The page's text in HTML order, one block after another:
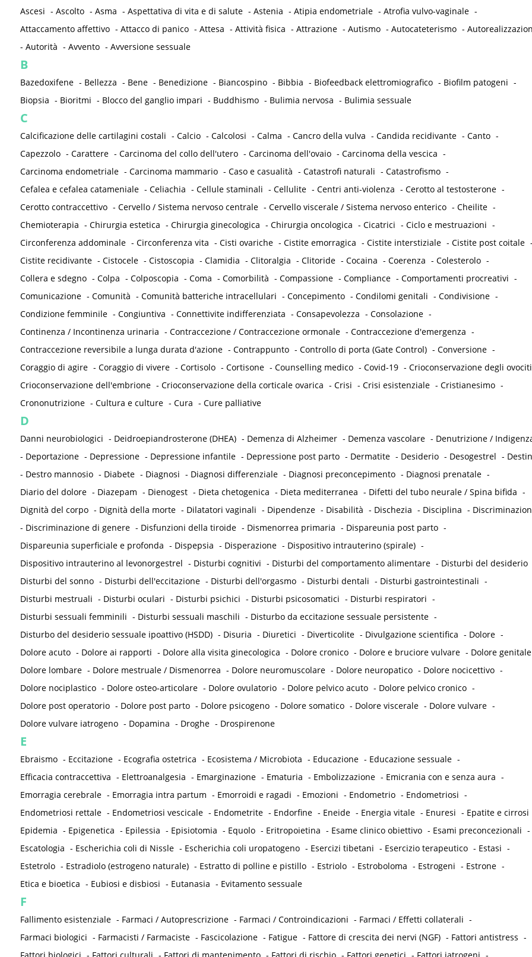
Ascesi - Ascolto - Asma - Aspettativa di vita e di salute - Astenia - Atipia endometriale - Atrofia vulvo-vaginale -
Attaccamento affettivo - Attacco di panico - Attesa - Attività fisica - Attrazione - Autismo - Autocateterismo -
- Autorità - Avvento - Avversione sessuale
B
Bazedoxifene - Bellezza - Bene - Benedizione - Biancospino - Bibbia - Biofeedback elettromiografico - Biofilm patogeni -
Biopsia - Bioritmi - Blocco del ganglio impari - Buddhismo - Bulimia nervosa - Bulimia sessuale
C
Calcificazione delle cartilagini costali - Calcio - Calcolosi - Calma - Cancro della vulva - Candida recidivante - Canto -
Capezzolo - Carattere - Carcinoma del collo dell'utero - Carcinoma dell'ovaio - Carcinoma della vescica -
Carcinoma endometriale - Carcinoma mammario - Caso e casualità - Catastrofi naturali - Catastrofismo -
Cefalea e cefalea catameniale - Celiachia - Cellule staminali - Cellulite - Centri anti-violenza - Cerotto al testosterone -
Cerotto contraccettivo - Cervello / Sistema nervoso centrale - Cervello viscerale / Sistema nervoso enterico - Cheilite -
Chemioterapia - Chirurgia estetica - Chirurgia ginecologica - Chirurgia oncologica - Cicatrici - Ciclo e mestruazioni -
Circonferenza addominale - Circonferenza vita - Cisti ovariche - Cistite emorragica - Cistite interstiziale - Cistite post coitale
Cistite recidivante - Cistocele - Cistoscopia - Clamidia - Clitoralgia - Clitoride - Cocaina - Coerenza - Colesterolo -
Collera e sdegno - Colpa - Colposcopia - Coma - Comorbilità - Compassione - Compliance - Comportamenti procreativi -
Comunicazione - Comunità - Comunità batteriche intracellulari - Concepimento - Condilomi genitali - Condivisione -
Condizione femminile - Congiuntiva - Connettivite indifferenziata - Consapevolezza - Consolazione -
Continenza / Incontinenza urinaria - Contraccezione / Contraccezione ormonale - Contraccezione d'emergenza -
Contraccezione reversibile a lunga durata d'azione - Contrappunto - Controllo di porta (Gate Control) - Conversione -
Coraggio di agire - Coraggio di vivere - Cortisolo - Cortisone - Counselling medico - Covid-19 - Crioconservazione degli ovociti
Crioconservazione dell'embrione - Crioconservazione della corticale ovarica - Crisi - Crisi esistenziale - Cristianesimo -
Crononutrizione - Cultura e culture - Cura - Cure palliative
D
Danni neurobiologici - Deidroepiandrosterone (DHEA) - Demenza di Alzheimer - Demenza vascolare - Denutrizione /
- Deportazione - Depressione - Depressione infantile - Depressione post parto - Dermatite - Desiderio - Desogestrel -
- Destro mannosio - Diabete - Diagnosi - Diagnosi differenziale - Diagnosi preconcepimento - Diagnosi prenatale -
Diario del dolore - Diazepam - Dienogest - Dieta chetogenica - Dieta mediterranea - Difetti del tubo neurale / Spina bifida -
Dignità del corpo - Dignità della morte - Dilatatori vaginali - Dipendenze - Disabilità - Dischezia - Disciplina -
- Discriminazione di genere - Disfunzioni della tiroide - Dismenorrea primaria - Dispareunia post parto -
Dispareunia superficiale e profonda - Dispepsia - Disperazione - Dispositivo intrauterino (spirale) -
Dispositivo intrauterino al levonorgestrel - Disturbi cognitivi - Disturbi del comportamento alimentare - Disturbi del desiderio
Disturbi del sonno - Disturbi dell'eccitazione - Disturbi dell'orgasmo - Disturbi dentali - Disturbi gastrointestinali -
Disturbi mestruali - Disturbi oculari - Disturbi psichici - Disturbi psicosomatici - Disturbi respiratori -
Disturbi sessuali femminili - Disturbi sessuali maschili - Disturbo da eccitazione sessuale persistente -
Disturbo del desiderio sessuale ipoattivo (HSDD) - Disuria - Diuretici - Diverticolite - Divulgazione scientifica - Dolore -
Dolore acuto - Dolore ai rapporti - Dolore alla visita ginecologica - Dolore cronico - Dolore e bruciore vulvare - Dolore genitale
Dolore lombare - Dolore mestruale / Dismenorrea - Dolore neuromuscolare - Dolore neuropatico - Dolore nocicettivo -
Dolore nociplastico - Dolore osteo-articolare - Dolore ovulatorio - Dolore pelvico acuto - Dolore pelvico cronico -
Dolore post operatorio - Dolore post parto - Dolore psicogeno - Dolore somatico - Dolore viscerale - Dolore vulvare -
Dolore vulvare iatrogeno - Dopamina - Droghe - Drospirenone
E
Ebraismo - Eccitazione - Ecografia ostetrica - Ecosistema / Microbiota - Educazione - Educazione sessuale -
Efficacia contraccettiva - Elettroanalgesia - Emarginazione - Ematuria - Embolizzazione - Emicrania con e senza aura -
Emorragia cerebrale - Emorragia intra partum - Emorroidi e ragadi - Emozioni - Endometrio - Endometriosi -
Endometriosi rettale - Endometriosi vescicale - Endometrite - Endorfine - Eneide - Energia vitale - Enuresi - Epatite e cirrosi
Epidemia - Epigenetica - Epilessia - Episiotomia - Equolo - Eritropoietina - Esame clinico obiettivo - Esami preconcezionali -
Escatologia - Escherichia coli di Nissle - Escherichia coli uropatogeno - Esercizi tibetani - Esercizio terapeutico - Estasi -
Estetrolo - Estradiolo (estrogeno naturale) - Estratto di polline e pistillo - Estriolo - Estroboloma - Estrogeni - Estrone -
Etica e bioetica - Eubiosi e disbiosi - Eutanasia - Evitamento sessuale
F
Fallimento esistenziale - Farmaci / Autoprescrizione - Farmaci / Controindicazioni - Farmaci / Effetti collaterali -
Farmaci biologici - Farmacisti / Farmaciste - Fascicolazione - Fatigue - Fattore di crescita dei nervi (NGF) - Fattori antistress -